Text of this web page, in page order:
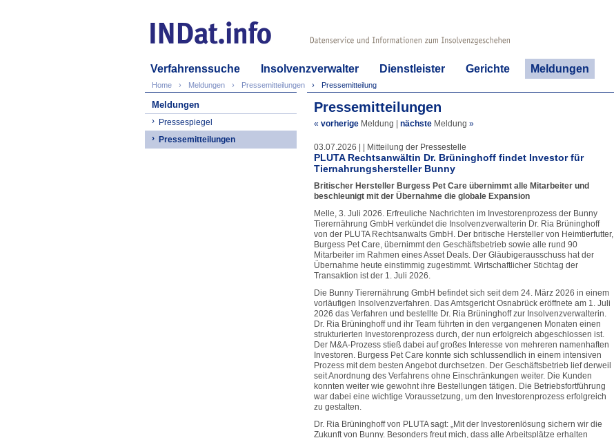
Verfahrenssuche Insolvenzverwalter Dienstleister Gerichte Meldungen
Home Meldungen Pressemitteilungen Pressemitteilung
Meldungen
Pressespiegel
Pressemitteilungen
Pressemitteilungen
« vorherige Meldung nächste Meldung »
03.07.2026 | | Mitteilung der Pressestelle
PLUTA Rechtsanwältin Dr. Brüninghoff findet Investor für
Tiernahrungshersteller Bunny
Britischer Hersteller Burgess Pet Care übernimmt alle Mitarbeiter und
beschleunigt mit der Übernahme die globale Expansion
Melle, 3. Juli 2026. Erfreuliche Nachrichten im Investorenprozess der Bunny
Tierernährung GmbH verkündet die Insolvenzverwalterin Dr. Ria Brüninghoff
von der PLUTA Rechtsanwalts GmbH. Der britische Hersteller von Heimtierfutter,
Burgess Pet Care, übernimmt den Geschäftsbetrieb sowie alle rund 90
Mitarbeiter im Rahmen eines Asset Deals. Der Gläubigerausschuss hat der
Übernahme heute einstimmig zugestimmt. Wirtschaftlicher Stichtag der
Transaktion ist der 1. Juli 2026.
Die Bunny Tierernährung GmbH befindet sich seit dem 24. März 2026 in einem
vorläufigen Insolvenzverfahren. Das Amtsgericht Osnabrück eröffnete am 1. Juli
2026 das Verfahren und bestellte Dr. Ria Brüninghoff zur Insolvenzverwalterin.
Dr. Ria Brüninghoff und ihr Team führten in den vergangenen Monaten einen
strukturierten Investorenprozess durch, der nun erfolgreich abgeschlossen ist.
Der M&A-Prozess stieß dabei auf großes Interesse von mehreren namenhaften
Investoren. Burgess Pet Care konnte sich schlussendlich in einem intensiven
Prozess mit dem besten Angebot durchsetzen. Der Geschäftsbetrieb lief derweil
seit Anordnung des Verfahrens ohne Einschränkungen weiter. Die Kunden
konnten weiter wie gewohnt ihre Bestellungen tätigen. Die Betriebsfortführung
war dabei eine wichtige Voraussetzung, um den Investorenprozess erfolgreich
zu gestalten.
Dr. Ria Brüninghoff von PLUTA sagt: „Mit der Investorenlösung sichern wir die
Zukunft von Bunny. Besonders freut mich, dass alle Arbeitsplätze erhalten